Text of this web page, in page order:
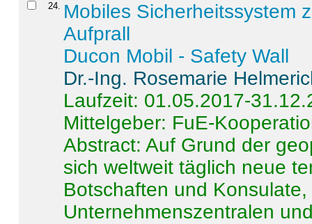
24. Mobiles Sicherheitssystem
Aufprall
Ducon Mobil - Safety Wall
Dr.-Ing. Rosemarie
Laufzeit: 01.05.2017-
Mittelgeber: FuE-
Abstract:Auf Grund der
sich weltweit täglich neue
Botschaften und
Unternehmenszentralen